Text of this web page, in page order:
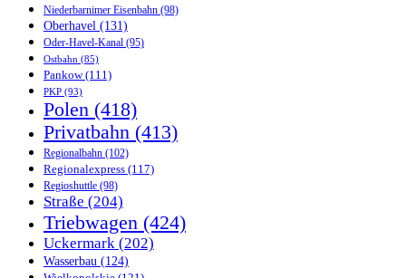
Niederbarnimer Eisenbahn (98)
Oberhavel (131)
Oder-Havel-Kanal (95)
Ostbahn (85)
Pankow(111)
PKP (93)
Polen (418)
Privatbahn (413)
Regionalbahn (102)
Regionalexpress (117)
Regioshuttle (98)
Straße (204)
Triebwagen (424)
Uckermark (202)
Wasserbau (124)